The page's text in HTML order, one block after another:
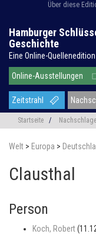
Über diese
Hamburger
Geschichte
Eine Online-Quellenedition
Online-Ausstellungen
Zeitstrahl
Startseite /
Welt > Europa >
Clausthal
Person
Koch, Robert